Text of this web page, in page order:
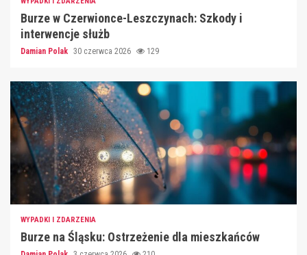
Burze w Czerwionce-Leszczynach: Szkody i
interwencje służb
Damian Polak 30 czerwca 2026 129
WYPADKI I ZDARZENIA
Burze na Śląsku: Ostrzeżenie dla mieszkańców